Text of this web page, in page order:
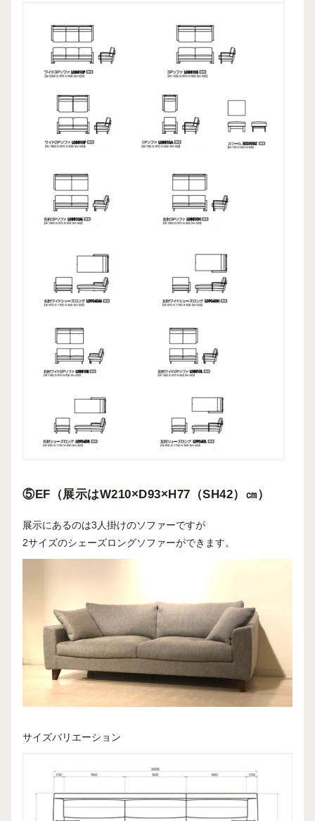
⑤EF（展示はW210×D93×H77（SH42）㎝）
展示にあるのは3人掛けのソファーですが
2サイズのシェーズロングソファーができます。
サイズバリエーション